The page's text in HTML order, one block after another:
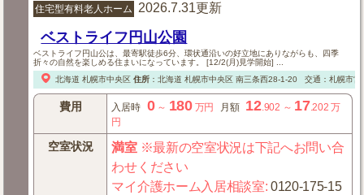
住宅型有料老人ホーム 2026.7.31更新
ベストライフ円山公園
ベストライフ円山公は、最寄駅徒歩6分、環状通沿いの好立地にありながらも、四季
折々の自然を楽しめる住まいになっています。 [12/2(月)見学開始] ...
北海道 札幌市中央区 住所： 北海道 札幌市中央区南三条西28-1-20 交通：札幌市
費用 入居時 0～ 180 万円 月額 12.902 ～ 17.202 万
円
空室状況 満室※最新の空室状況は下記へお問い合
わせください
マイ介護ホーム入居相談室:0120-175-15